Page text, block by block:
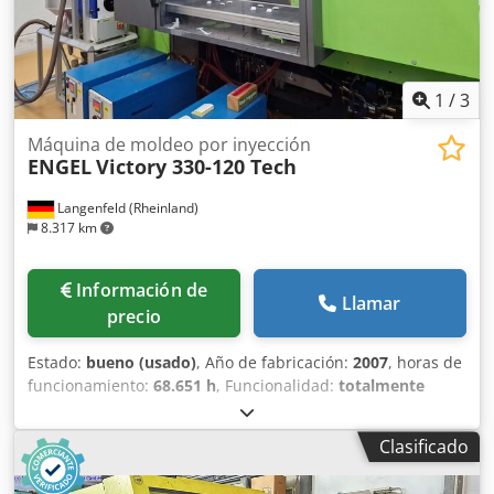
de aire Máquina con mesa giratoria Máquina con batería
de agua Dcsdpfx Asytd Spem Usk Elementos de nivelación
Interfaz BDE
1 /3
Langenfeld (Rheinland)
8.317 km
Máquina de moldeo por inyección
ENGELVictory 330-120 Tech
Información de
precio
Llamar
Estado: bueno (usado), Año de fabricación: 2007, horas de
funcionamiento: 68.651 h, Funcionalidad: totalmente
, fuerza de sujeción:1.200 kN
tornillo:35 mm, volumen de desplazamiento:154 cm³,
Equipamiento:
, ENGEL Victory
330-120 Tech N.º de almacén: 503558 Fabricante: ENGEL
Clasificado